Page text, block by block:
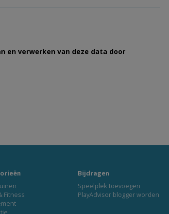
en verwerken van deze data door
Fitness
Bijdragen
Speelplek toevoegen
PlayAdvisor blogger worden